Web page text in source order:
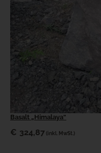
Basalt „Himalaya“
€ 324,87(inkl. MwSt.)